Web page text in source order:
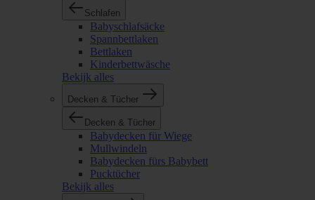
Schlafen
Babyschlafsäcke
Spannbettlaken
Bettlaken
Kinderbettwäsche
Bekijk alles
Decken & Tücher
Decken & Tücher
Babydecken für Wiege
Mullwindeln
Babydecken fürs Babybett
Pucktücher
Bekijk alles